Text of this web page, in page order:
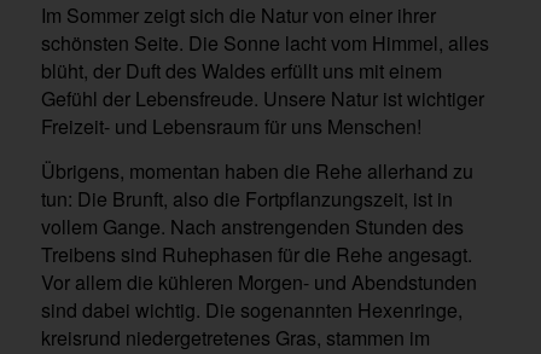
Im Sommer zeigt sich die Natur von einer ihrer
schönsten Seite. Die Sonne lacht vom Himmel, alles
blüht, der Duft des Waldes erfüllt uns mit einem
Gefühl der Lebensfreude. Unsere Natur ist wichtiger
Freizeit- und Lebensraum für uns Menschen!
Übrigens, momentan haben die Rehe allerhand zu
tun: Die Brunft, also die Fortpflanzungszeit, ist in
vollem Gange. Nach anstrengenden Stunden des
Treibens sind Ruhephasen für die Rehe angesagt.
Vor allem die kühleren Morgen- und Abendstunden
sind dabei wichtig. Die sogenannten Hexenringe,
kreisrund niedergetretenes Gras, stammen im